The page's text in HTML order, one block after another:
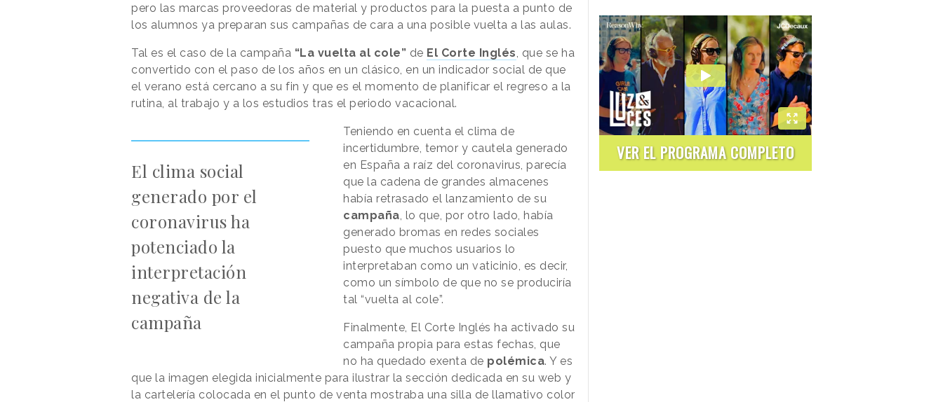
pero las marcas proveedoras de material y productos para la puesta a punto de
los alumnos ya preparan sus campañas de cara a una posible vuelta a las aulas.
Tal es el caso de la campaña “La vuelta al cole” de El Corte Inglés , que se ha
convertido con el paso de los años en un clásico, en un indicador social de que
el verano está cercano a su fin y que es el momento de planificar el regreso a la
rutina, al trabajo y a los estudios tras el periodo vacacional.
El clima social
generado por el
coronavirus ha
potenciado la
interpretación
negativa de la
campaña
Teniendo en cuenta el clima de
incertidumbre, temor y cautela generado
en España a raíz del coronavirus, parecía
que la cadena de grandes almacenes
había retrasado el lanzamiento de su
campaña , lo que, por otro lado, había
generado bromas en redes sociales
puesto que muchos usuarios lo
interpretaban como un vaticinio, es decir,
como un símbolo de que no se produciría
tal “vuelta al cole”.
Finalmente, El Corte Inglés ha activado su
campaña propia para estas fechas, que
no ha quedado exenta de polémica. Y es
que la imagen elegida inicialmente para ilustrar la sección dedicada en su web y
la cartelería colocada en el punto de venta mostraba una silla de llamativo color
VER EL PROGRAMA COMPLETO